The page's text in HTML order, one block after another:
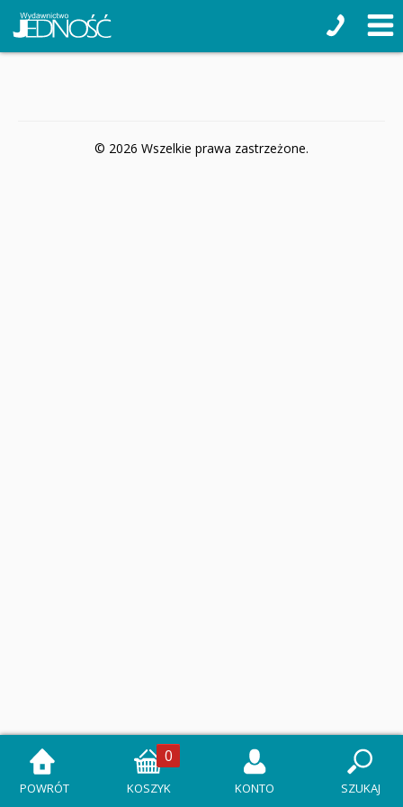
© 2026 Wszelkie prawa zastrzeżone.
POWRÓT
0
KOSZYK KONTO SZUKAJ